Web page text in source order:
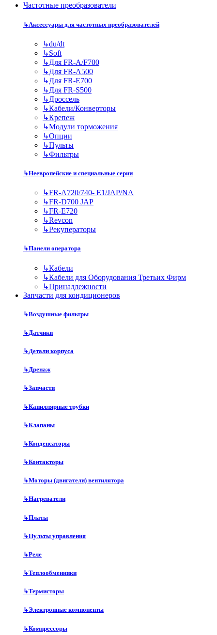
Частотные преобразователи
↳Аксессуары для частотных преобразователей
↳du/dt
↳Soft
↳Для FR-A/F700
↳Для FR-A500
↳Для FR-E700
↳Для FR-S500
↳Дроссель
↳Кабели/Конверторы
↳Крепеж
↳Модули торможения
↳Опции
↳Пульты
↳Фильтры
↳Неевропейские и специальные серии
↳FR-A720/740- E1/JAP/NA
↳FR-D700 JAP
↳FR-E720
↳Revcon
↳Рекуператоры
↳Панели оператора
↳Кабели
↳Кабели для Оборудования Третьих Фирм
↳Принадлежности
Запчасти для кондиционеров
↳Воздушные фильтры
↳Датчики
↳Детали корпуса
↳Дренаж
↳Запчасти
↳Капиллярные трубки
↳Клапаны
↳Конденсаторы
↳Контакторы
↳Моторы (двигатели) вентилятора
↳Нагреватели
↳Платы
↳Пульты управления
↳Реле
↳Теплообменники
↳Термисторы
↳Электронные компоненты
↳Компрессоры